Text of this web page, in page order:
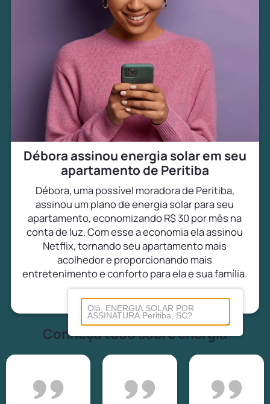
Débora assinou energia solar em seu
apartamento de Peritiba
Débora, uma possível moradora de Peritiba,
assinou um plano de energia solar para seu
apartamento, economizando R$ 30 por mês na
conta de luz. Com esse a economia ela assinou
Netflix, tornando seu apartamento mais
acolhedor e proporcionando mais
entretenimento e conforto para ela e sua família.
Conheça tudo sobre energia